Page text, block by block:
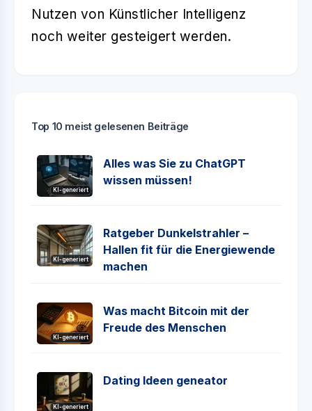
Nutzen von Künstlicher Intelligenz
noch weiter gesteigert werden.
Top 10 meist gelesenen Beiträge
KI-generiert
Alles was Sie zu ChatGPT
wissen müssen!
KI-generiert
Ratgeber Dunkelstrahler –
Hallen fit für die Energiewende
machen
KI-generiert
Was macht Bitcoin mit der
Freude des Menschen
KI-generiert
Dating Ideen geneator